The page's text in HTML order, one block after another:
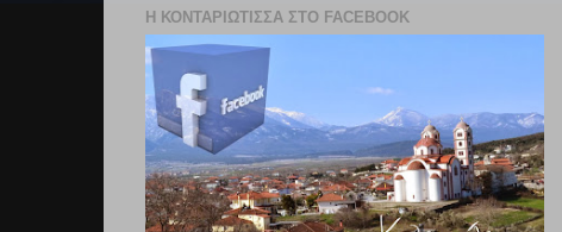
Η ΚΟΝΤΑΡΙΩΤΙΣΣΑ ΣΤΟ FACEBOOK